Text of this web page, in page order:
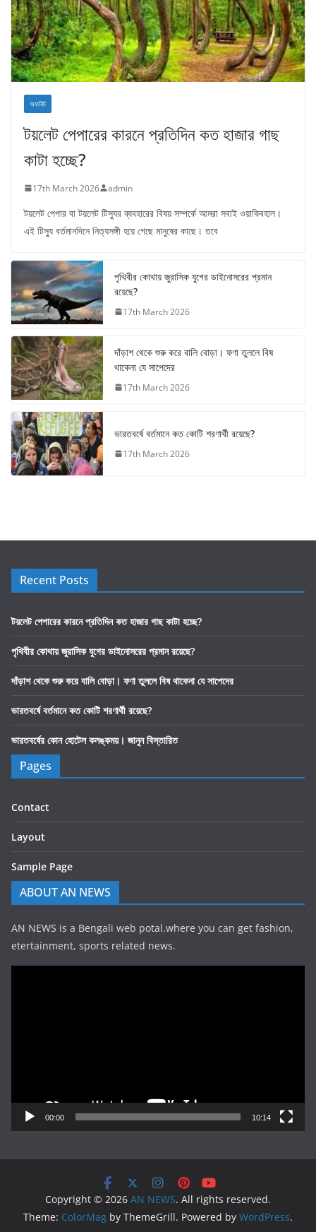
অফবিট
টয়লেট পেপারের কারনে প্রতিদিন কত হাজার গাছ
কাটা হচ্ছে?
17th March 2026 admin
টয়লেট পেপার বা টয়লেট টিস্যুর ব্যবহারের বিষয় সম্পর্কে আমরা সবাই ওয়াকিবহাল।
এই টিস্যু বর্তমানদিনে নিত্যসঙ্গী হয়ে গেছে মানুষের কাছে। তবে
পৃথিবীর কোথায় জুরাসিক যুগের ডাইনোসরের প্রমান
রয়েছে?
17th March 2026
দাঁড়াশ থেকে শুরু করে বালি বোড়া। ফণা তুললে বিষ
থাকেনা যে সাপেদের
17th March 2026
ভারতবর্ষে বর্তমানে কত কোটি শরণার্থী রয়েছে?
17th March 2026
Recent Posts
টয়লেট পেপারের কারনে প্রতিদিন কত হাজার গাছ কাটা হচ্ছে?
পৃথিবীর কোথায় জুরাসিক যুগের ডাইনোসরের প্রমান রয়েছে?
দাঁড়াশ থেকে শুরু করে বালি বোড়া। ফণা তুললে বিষ থাকেনা যে সাপেদের
ভারতবর্ষে বর্তমানে কত কোটি শরণার্থী রয়েছে?
ভারতবর্ষের কোন হোটেল কলঙ্কময়। জানুন বিস্তারিত
Pages
Contact
Layout
Sample Page
ABOUT AN NEWS
AN NEWS is a Bengali web potal.where you can get fashion,
etertainment, sports related news.
00:00 10:14
Copyright © 2026 AN NEWS. All rights reserved.
Theme: ColorMag by ThemeGrill. Powered by WordPress.